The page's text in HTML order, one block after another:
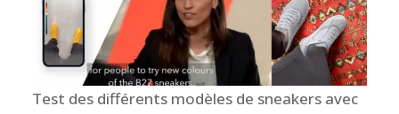
Test des différents modèles de sneakers avec